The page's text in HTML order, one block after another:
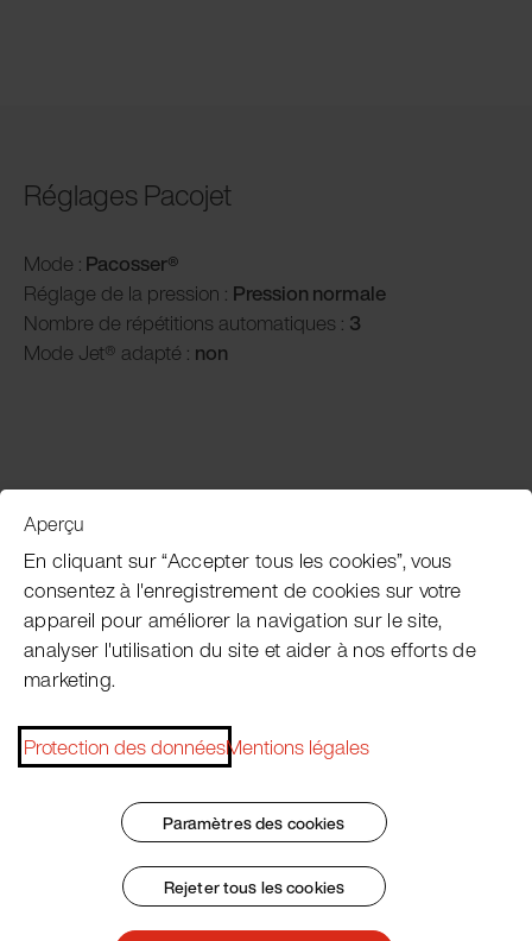
Réglages Pacojet
Mode : Pacosser®
Réglage de la pression : Pression normale
Nombre de répétitions automatiques : 3
Mode Jet® adapté : non
Service clientèle
Subscribe Pacojet Newsletter
Would you like to be regularly updated on news, event
Conditions Générales
Protection des données
Aperçu
En cliquant sur “Accepter tous les cookies”, vous
consentez à l'enregistrement de cookies sur votre
appareil pour améliorer la navigation sur le site,
analyser l'utilisation du site et aider à nos efforts de
marketing.
Protection des donnéesMentions légales
Paramètres des cookies
Rejeter tous les cookies